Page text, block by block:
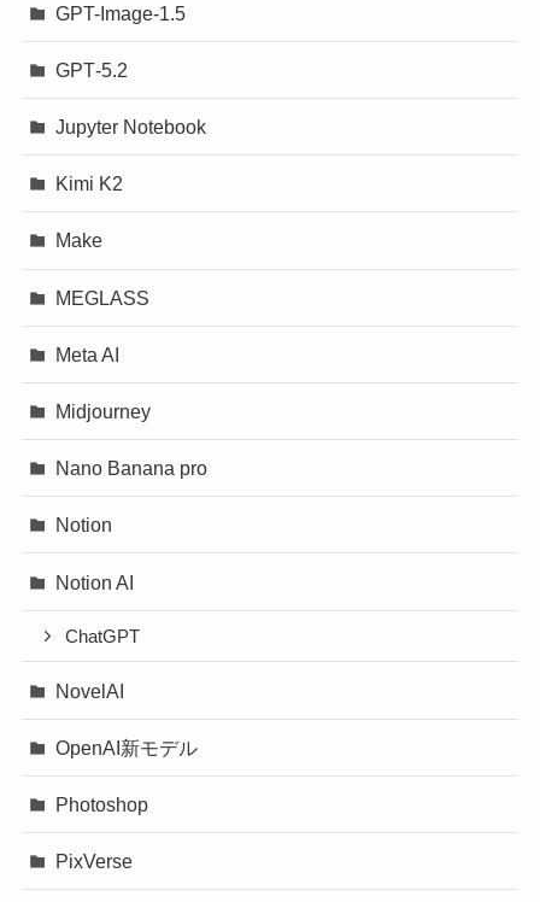
GPT-Image-1.5
GPT‐5.2
Jupyter Notebook
Kimi K2
Make
MEGLASS
Meta AI
Midjourney
Nano Banana pro
Notion
Notion AI
ChatGPT
NovelAI
OpenAI新モデル
Photoshop
PixVerse